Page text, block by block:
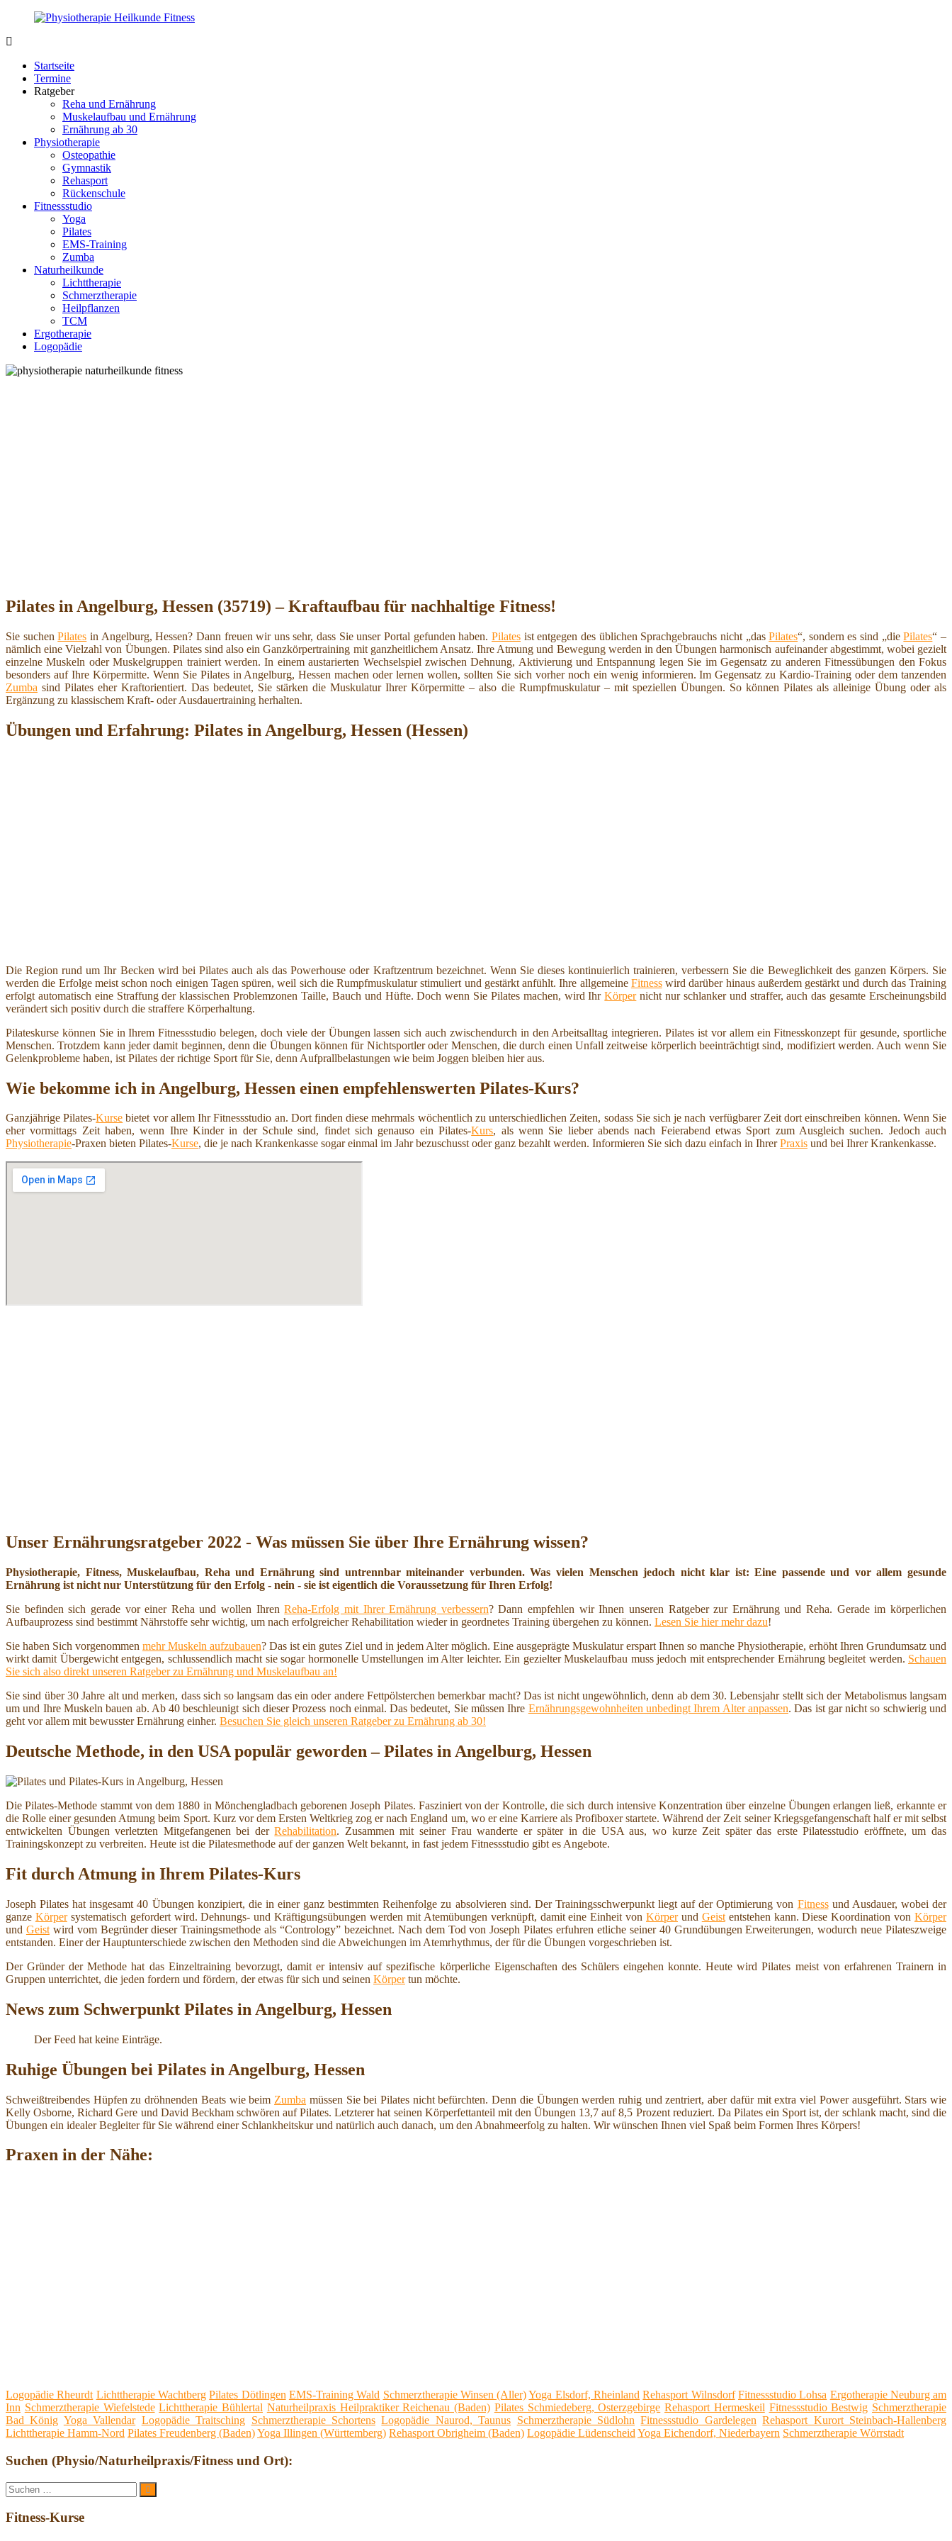
Zurück
Inhalt
Fit.de
Körper
Startseite
Termine
Ratgeber
Reha und Ernährung
Muskelaufbau und Ernährung
Ernährung ab 30
Physiotherapie
Osteopathie
Gymnastik
Rehasport
Rückenschule
Fitnessstudio
Yoga
Pilates
EMS-Training
Zumba
Naturheilkunde
Lichttherapie
Schmerztherapie
Heilpflanzen
TCM
Ergotherapie
Logopädie
Pilates in Angelburg, Hessen (35719) – Kraftaufbau für nachhaltige Fitness!
Sie suchenPilates in Angelburg, Hessen? Dann freuen wir uns sehr, dass Sie unser Portal gefunden haben. Pilatesist entgegen des üblichen Sprachgebrauchs nicht „dasPilates“, sondern es sind „diePilates“ –
nämlich eine Vielzahl von Übungen. Pilates sind also ein Ganzkörpertraining mit ganzheitlichem Ansatz. Ihre Atmung und Bewegung werden in den Übungen harmonisch aufeinander abgestimmt, wobei gezielt
einzelne Muskeln oder Muskelgruppen trainiert werden. In einem austarierten Wechselspiel zwischen Dehnung, Aktivierung und Entspannung legen Sie im Gegensatz zu anderen Fitnessübungen den Fokus
besonders auf Ihre Körpermitte. Wenn Sie Pilates in Angelburg, Hessen machen oder lernen wollen, sollten Sie sich vorher noch ein wenig informieren. Im Gegensatz zu Kardio-Training oder dem tanzenden
Zumba sind Pilates eher Kraftorientiert. Das bedeutet, Sie stärken die Muskulatur Ihrer Körpermitte – also die Rumpfmuskulatur – mit speziellen Übungen. So können Pilates als alleinige Übung oder als
Ergänzung zu klassischem Kraft- oder Ausdauertraining herhalten.
Übungen und Erfahrung: Pilates in Angelburg, Hessen (Hessen)
Die Region rund um Ihr Becken wird bei Pilates auch als das Powerhouse oder Kraftzentrum bezeichnet. Wenn Sie dieses kontinuierlich trainieren, verbessern Sie die Beweglichkeit des ganzen Körpers. Sie
werden die Erfolge meist schon noch einigen Tagen spüren, weil sich die Rumpfmuskulatur stimuliert und gestärkt anfühlt. Ihre allgemeine Fitnesswird darüber hinaus außerdem gestärkt und durch das Training
erfolgt automatisch eine Straffung der klassischen Problemzonen Taille, Bauch und Hüfte. Doch wenn Sie Pilates machen, wird IhrKörpernicht nur schlanker und straffer, auch das gesamte Erscheinungsbild
verändert sich positiv durch die straffere Körperhaltung.
Pilateskurse können Sie in Ihrem Fitnessstudio belegen, doch viele der Übungen lassen sich auch zwischendurch in den Arbeitsalltag integrieren. Pilates ist vor allem ein Fitnesskonzept für gesunde, sportliche
Menschen. Trotzdem kann jeder damit beginnen, denn die Übungen können für Nichtsportler oder Menschen, die durch einen Unfall zeitweise körperlich beeinträchtigt sind, modifiziert werden. Auch wenn Sie
Gelenkprobleme haben, ist Pilates der richtige Sport für Sie, denn Aufprallbelastungen wie beim Joggen bleiben hier aus.
Wie bekomme ich in Angelburg, Hessen einen empfehlenswerten Pilates-Kurs?
Ganzjährige Pilates-Kurse bietet vor allem Ihr Fitnessstudio an. Dort finden diese mehrmals wöchentlich zu unterschiedlichen Zeiten, sodass Sie sich je nach verfügbarer Zeit dort einschreiben können. Wenn Sie
eher vormittags Zeit haben, wenn Ihre Kinder in der Schule sind, findet sich genauso ein Pilates-Kurs, als wenn Sie lieber abends nach Feierabend etwas Sport zum Ausgleich suchen. Jedoch auch
Physiotherapie-Praxen bieten Pilates-Kurse, die je nach Krankenkasse sogar einmal im Jahr bezuschusst oder ganz bezahlt werden. Informieren Sie sich dazu einfach in IhrerPraxis und bei Ihrer Krankenkasse.
Unser Ernährungsratgeber 2022 - Was müssen Sie über Ihre Ernährung wissen?
Physiotherapie, Fitness, Muskelaufbau, Reha und Ernährung sind untrennbar miteinander verbunden. Was vielen Menschen jedoch nicht klar ist: Eine passende und vor allem gesunde
Ernährung ist nicht nur Unterstützung für den Erfolg - nein - sie ist eigentlich die Voraussetzung für Ihren Erfolg!
Sie befinden sich gerade vor einer Reha und wollen IhrenReha-Erfolg mit Ihrer Ernährung verbessern? Dann empfehlen wir Ihnen unseren Ratgeber zur Ernährung und Reha. Gerade im körperlichen
Aufbauprozess sind bestimmt Nährstoffe sehr wichtig, um nach erfolgreicher Rehabilitation wieder in geordnetes Training übergehen zu können. Lesen Sie hier mehr dazu!
Sie haben Sich vorgenommen mehr Muskeln aufzubauen? Das ist ein gutes Ziel und in jedem Alter möglich. Eine ausgeprägte Muskulatur erspart Ihnen so manche Physiotherapie, erhöht Ihren Grundumsatz und
wirkt damit Übergewicht entgegen, schlussendlich macht sie sogar hormonelle Umstellungen im Alter leichter. Ein gezielter Muskelaufbau muss jedoch mit entsprechender Ernährung begleitet werden. Schauen
Sie sich also direkt unseren Ratgeber zu Ernährung und Muskelaufbau an!
Sie sind über 30 Jahre alt und merken, dass sich so langsam das ein oder andere Fettpölsterchen bemerkbar macht? Das ist nicht ungewöhnlich, denn ab dem 30. Lebensjahr stellt sich der Metabolismus langsam
um und Ihre Muskeln bauen ab. Ab 40 beschleunigt sich dieser Prozess noch einmal. Das bedeutet, Sie müssen Ihre Ernährungsgewohnheiten unbedingt Ihrem Alter anpassen. Das ist gar nicht so schwierig und
geht vor allem mit bewusster Ernährung einher. Besuchen Sie gleich unseren Ratgeber zu Ernährung ab 30!
Deutsche Methode, in den USA populär geworden – Pilates in Angelburg, Hessen
Die Pilates-Methode stammt von dem 1880 in Mönchengladbach geborenen Joseph Pilates. Fasziniert von der Kontrolle, die sich durch intensive Konzentration über einzelne Übungen erlangen ließ, erkannte er
die Rolle einer gesunden Atmung beim Sport. Kurz vor dem Ersten Weltkrieg zog er nach England um, wo er eine Karriere als Profiboxer startete. Während der Zeit seiner Kriegsgefangenschaft half er mit selbst
entwickelten Übungen verletzten Mitgefangenen bei derRehabilitation. Zusammen mit seiner Frau wanderte er später in die USA aus, wo kurze Zeit später das erste Pilatesstudio eröffnete, um das
Trainingskonzept zu verbreiten. Heute ist die Pilatesmethode auf der ganzen Welt bekannt, in fast jedem Fitnessstudio gibt es Angebote.
Fit durch Atmung in Ihrem Pilates-Kurs
Joseph Pilates hat insgesamt 40 Übungen konzipiert, die in einer ganz bestimmten Reihenfolge zu absolvieren sind. Der Trainingsschwerpunkt liegt auf der Optimierung von Fitnessund Ausdauer, wobei der
ganze Körpersystematisch gefordert wird. Dehnungs- und Kräftigungsübungen werden mit Atemübungen verknüpft, damit eine Einheit von Körperund Geistentstehen kann. Diese Koordination von Körper
und Geistwird vom Begründer dieser Trainingsmethode als “Contrology” bezeichnet. Nach dem Tod von Joseph Pilates erfuhren etliche seiner 40 Grundübungen Erweiterungen, wodurch neue Pilateszweige
entstanden. Einer der Hauptunterschiede zwischen den Methoden sind die Abweichungen im Atemrhythmus, der für die Übungen vorgeschrieben ist.
Der Gründer der Methode hat das Einzeltraining bevorzugt, damit er intensiv auf spezifische körperliche Eigenschaften des Schülers eingehen konnte. Heute wird Pilates meist von erfahrenen Trainern in
Gruppen unterrichtet, die jeden fordern und fördern, der etwas für sich und seinen Körpertun möchte.
News zum Schwerpunkt Pilates in Angelburg, Hessen
Der Feed hat keine Einträge.
Ruhige Übungen bei Pilates in Angelburg, Hessen
Schweißtreibendes Hüpfen zu dröhnenden Beats wie beim Zumba müssen Sie bei Pilates nicht befürchten. Denn die Übungen werden ruhig und zentriert, aber dafür mit extra viel Power ausgeführt. Stars wie
Kelly Osborne, Richard Gere und David Beckham schwören auf Pilates. Letzterer hat seinen Körperfettanteil mit den Übungen 13,7 auf 8,5 Prozent reduziert. Da Pilates ein Sport ist, der schlank macht, sind die
Übungen ein idealer Begleiter für Sie während einer Schlankheitskur und natürlich auch danach, um den Abnahmeerfolg zu halten. Wir wünschen Ihnen viel Spaß beim Formen Ihres Körpers!
Praxen in der Nähe:
Logopädie Rheurdt Lichttherapie Wachtberg Pilates Dötlingen EMS-Training Wald Schmerztherapie Winsen (Aller) Yoga Elsdorf, Rheinland Rehasport Wilnsdorf Fitnessstudio Lohsa Ergotherapie Neuburg am
Inn Schmerztherapie Wiefelstede Lichttherapie Bühlertal Naturheilpraxis Heilpraktiker Reichenau (Baden) Pilates Schmiedeberg, Osterzgebirge Rehasport Hermeskeil Fitnessstudio Bestwig Schmerztherapie
Bad König Yoga Vallendar Logopädie Traitsching Schmerztherapie Schortens Logopädie Naurod, Taunus Schmerztherapie Südlohn Fitnessstudio Gardelegen Rehasport Kurort Steinbach-Hallenberg
Lichttherapie Hamm-Nord Pilates Freudenberg (Baden)Yoga Illingen (Württemberg) Rehasport Obrigheim (Baden) Logopädie Lüdenscheid Yoga Eichendorf, Niederbayern Schmerztherapie Wörrstadt
Suchen (Physio/Naturheilpraxis/Fitness und Ort):
Suche
nach:
Suchen
Fitness-Kurse